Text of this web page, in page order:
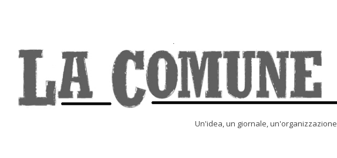
Un'idea, un giornale, un'organizzazione